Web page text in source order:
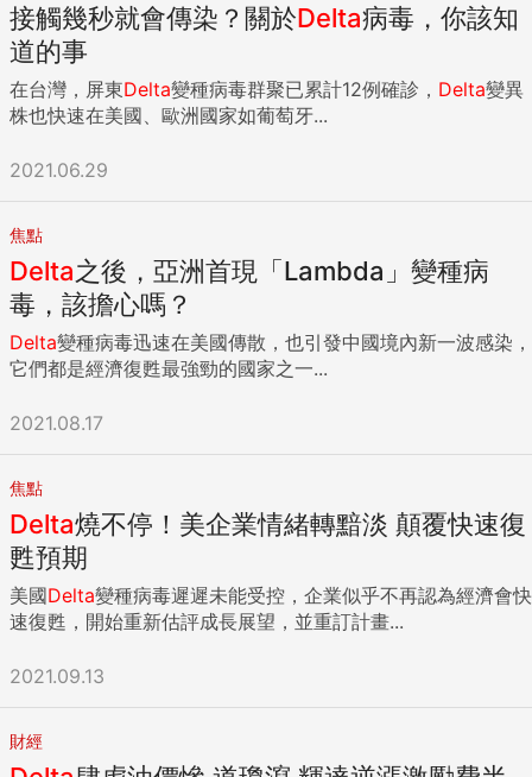
接觸幾秒就會傳染？關於Delta病毒，你該知
道的事
在台灣，屏東Delta變種病毒群聚已累計12例確診， Delta變異
株也快速在美國、歐洲國家如葡萄牙...
2021.06.29
焦點
Delta之後，亞洲首現「Lambda」變種病
毒，該擔心嗎？
Delta變種病毒迅速在美國傳散，也引發中國境內新一波感染，
它們都是經濟復甦最強勁的國家之一...
2021.08.17
焦點
Delta燒不停！美企業情緒轉黯淡 顛覆快速復
甦預期
美國Delta變種病毒遲遲未能受控，企業似乎不再認為經濟會快
速復甦，開始重新估評成長展望，並重訂計畫...
2021.09.13
財經